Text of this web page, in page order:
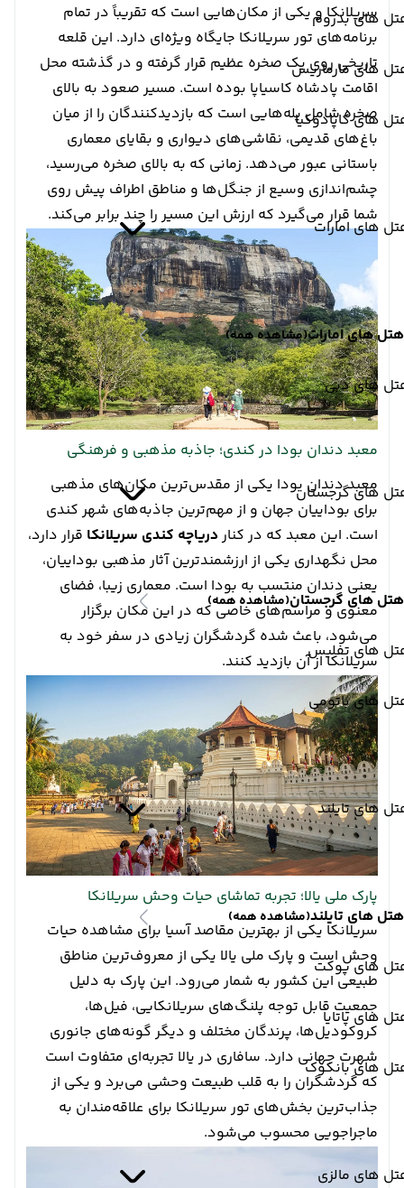
های بدروم
های مارماریس
های کاپادوکیا
های امارات
هتل های امارات(مشاهده همه)
های دبی
های گرجستان
هتل های گرجستان(مشاهده همه)
های تفلیس
های باتومی
های تایلند
هتل های تایلند(مشاهده همه)
های پوکت
های پاتایا
های بانکوک
های مالزی
سریلانکا و یکی از مکان‌هایی است که تقریباً در تمام
برنامه‌های تور سریلانکا جایگاه ویژه‌ای دارد. این قلعه
تاریخی روی یک صخره عظیم قرار گرفته و در گذشته محل
اقامت پادشاه کاسیاپا بوده است. مسیر صعود به بالای
صخره شامل پله‌هایی است که بازدیدکنندگان را از میان
باغ‌های قدیمی، نقاشی‌های دیواری و بقایای معماری
باستانی عبور می‌دهد. زمانی که به بالای صخره می‌رسید،
چشم‌اندازی وسیع از جنگل‌ها و مناطق اطراف پیش روی
شما قرار می‌گیرد که ارزش این مسیر را چند برابر می‌کند.
معبد دندان بودا در کندی؛ جاذبه مذهبی و فرهنگی
معبد دندان بودا یکی از مقدس‌ترین مکان‌های مذهبی
برای بوداییان جهان و از مهم‌ترین جاذبه‌های شهر کندی
است. این معبد که در کناردریاچه کندی سریلانکا قرار دارد،
محل نگهداری یکی از ارزشمندترین آثار مذهبی بوداییان،
یعنی دندان منتسب به بودا است. معماری زیبا، فضای
معنوی و مراسم‌های خاصی که در این مکان برگزار
می‌شود، باعث شده گردشگران زیادی در سفر خود به
سریلانکا از آن بازدید کنند.
پارک ملی یالا؛ تجربه تماشای حیات وحش سریلانکا
سریلانکا یکی از بهترین مقاصد آسیا برای مشاهده حیات
وحش است و پارک ملی یالا یکی از معروف‌ترین مناطق
طبیعی این کشور به شمار می‌رود. این پارک به دلیل
جمعیت قابل توجه پلنگ‌های سریلانکایی، فیل‌ها،
کروکودیل‌ها، پرندگان مختلف و دیگر گونه‌های جانوری
شهرت جهانی دارد. سافاری در یالا تجربه‌ای متفاوت است
که گردشگران را به قلب طبیعت وحشی می‌برد و یکی از
جذاب‌ترین بخش‌های تور سریلانکا برای علاقه‌مندان به
ماجراجویی محسوب می‌شود.